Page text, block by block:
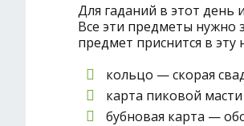
Для гаданий в этот день
Все эти предметы нужно
предмет приснится в эту
кольцо — скорая
карта пиковой
бубновая карта —